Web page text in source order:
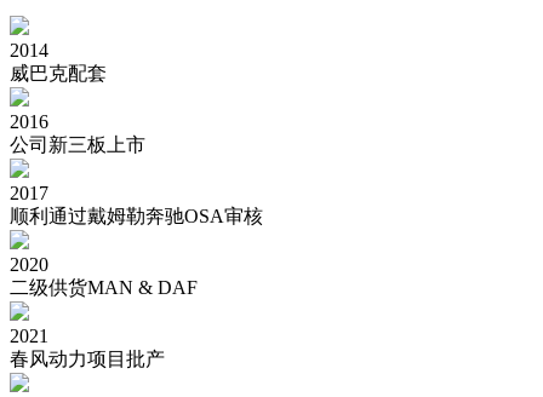
2014
威巴克配套
2016
公司新三板上市
2017
顺利通过戴姆勒奔驰OSA审核
2020
二级供货MAN & DAF
2021
春风动力项目批产